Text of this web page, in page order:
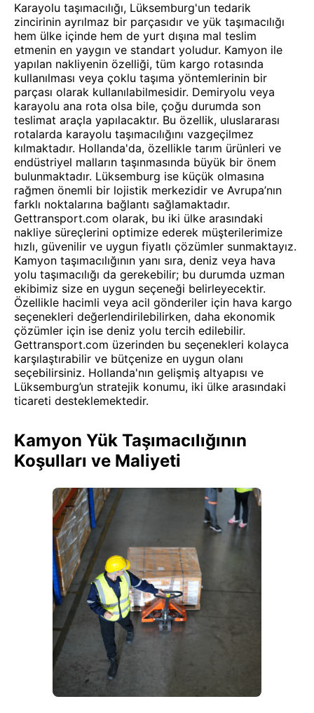
Karayolu taşımacılığı, Lüksemburg'un tedarik
zincirinin ayrılmaz bir parçasıdır ve yük taşımacılığı
hem ülke içinde hem de yurt dışına mal teslim
etmenin en yaygın ve standart yoludur. Kamyon ile
yapılan nakliyenin özelliği, tüm kargo rotasında
kullanılması veya çoklu taşıma yöntemlerinin bir
parçası olarak kullanılabilmesidir. Demiryolu veya
karayolu ana rota olsa bile, çoğu durumda son
teslimat araçla yapılacaktır. Bu özellik, uluslararası
rotalarda karayolu taşımacılığını vazgeçilmez
kılmaktadır. Hollanda'da, özellikle tarım ürünleri ve
endüstriyel malların taşınmasında büyük bir önem
bulunmaktadır. Lüksemburg ise küçük olmasına
rağmen önemli bir lojistik merkezidir ve Avrupa’nın
farklı noktalarına bağlantı sağlamaktadır.
Gettransport.com olarak, bu iki ülke arasındaki
nakliye süreçlerini optimize ederek müşterilerimize
hızlı, güvenilir ve uygun fiyatlı çözümler sunmaktayız.
Kamyon taşımacılığının yanı sıra, deniz veya hava
yolu taşımacılığı da gerekebilir; bu durumda uzman
ekibimiz size en uygun seçeneği belirleyecektir.
Özellikle hacimli veya acil gönderiler için hava kargo
seçenekleri değerlendirilebilirken, daha ekonomik
çözümler için ise deniz yolu tercih edilebilir.
Gettransport.com üzerinden bu seçenekleri kolayca
karşılaştırabilir ve bütçenize en uygun olanı
seçebilirsiniz. Hollanda'nın gelişmiş altyapısı ve
Lüksemburg’un stratejik konumu, iki ülke arasındaki
ticareti desteklemektedir.
Kamyon Yük Taşımacılığının
Koşulları ve Maliyeti